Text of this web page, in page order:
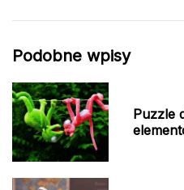
Podobne wpisy
Puzzle